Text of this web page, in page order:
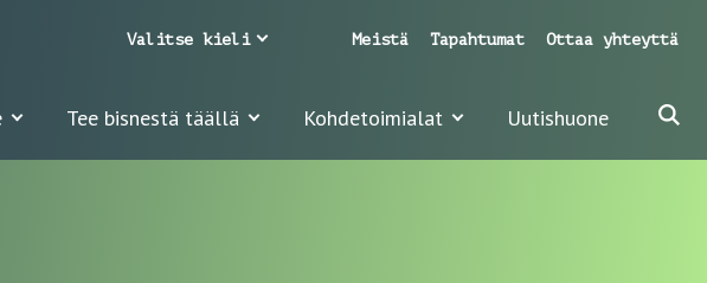
Tee bisnestä täällä Kohdetoimialat Uutishuone
Meistä Tapahtumat Ottaa yhteyttä
Valitse kieli